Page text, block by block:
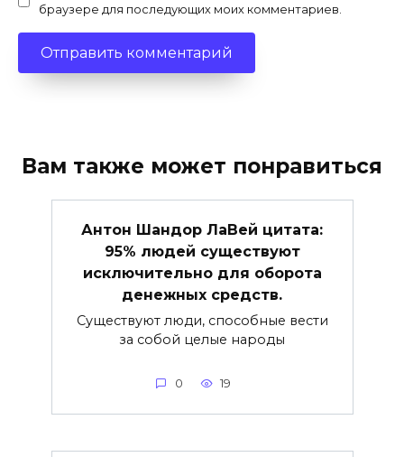
браузере для последующих моих комментариев.
Вам также может понравиться
Антон Шандор ЛаВей цитата:
95% людей существуют
исключительно для оборота
денежных средств.
Существуют люди, способные вести
за собой целые народы
0 19